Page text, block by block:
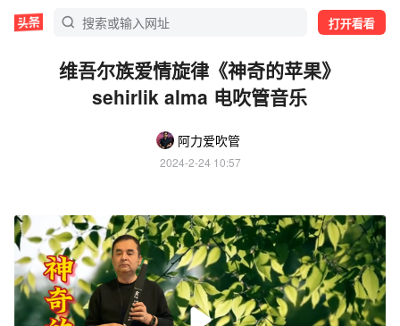
打开看看
维吾尔族爱情旋律《神奇的苹果》
sehirlik alma 电吹管音乐
阿力爱吹管
2024-2-24 10:57